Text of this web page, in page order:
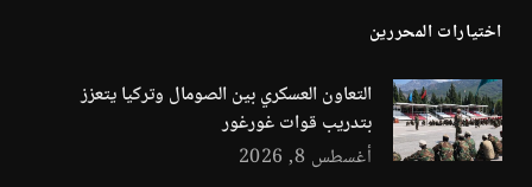
اختيارات المحررين
التعاون العسكري بين الصومال وتركيا يتعزز
بتدريب قوات غورغور
أغسطس 8, 2026